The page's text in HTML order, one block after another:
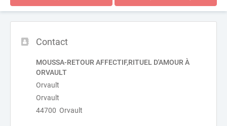
Contact
MOUSSA-RETOUR AFFECTIF,RITUEL D'AMOUR À
ORVAULT
Orvault
Orvault
44700 Orvault